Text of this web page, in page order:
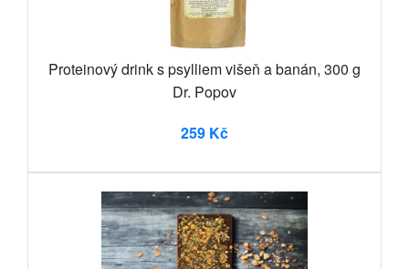
Proteinový drink s psylliem višeň a banán, 300 g
Dr. Popov
259 Kč